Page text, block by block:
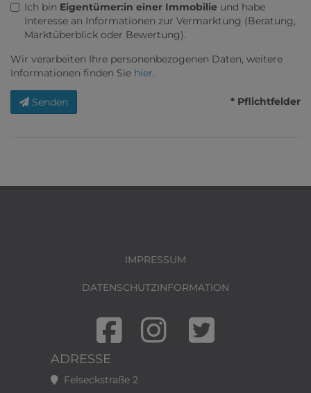
Ich bin Eigentümer:in einer Immobilie und habe
Interesse an Informationen zur Vermarktung (Beratung,
Marktüberblick oder Bewertung).
Wir verarbeiten Ihre personenbezogenen Daten, weitere
Informationen finden Sie hier.
Senden * Pflichtfelder
IMPRESSUM
DATENSCHUTZINFORMATION
ADRESSE
Felseckstraße 2